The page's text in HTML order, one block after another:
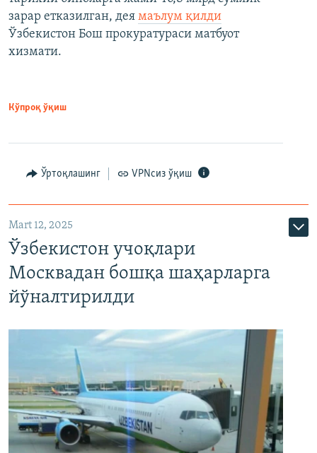
зарар етказилган, дея маълум қилди
Ўзбекистон Бош прокуратураси матбуот
хизмати.
Кўпроқ ўқиш
Ўртоқлашинг VPNсиз ўқиш
Mart 12, 2025
Ўзбекистон учоқлари
Москвадан бошқа шаҳарларга
йўналтирилди